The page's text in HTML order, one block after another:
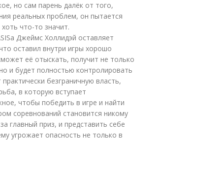
но сам парень далёк от того,
реальных проблем, он пытается
что-то значит.
Джеймс Холлидэй оставляет
оставил внутри игры хорошо
её отыскать, получит не только
и будет полностью контролировать
безграничную власть,
в которую вступает
чтобы победить в игре и найти
соревнований становится никому
главный приз, и представить себе
угрожает опасность не только в